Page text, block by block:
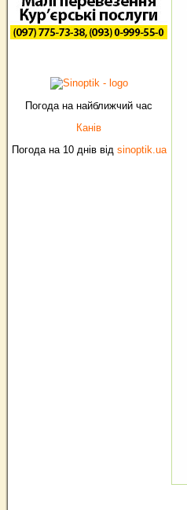
Погода на найближчий час
Канів
Погода на 10 днів від sinoptik.ua